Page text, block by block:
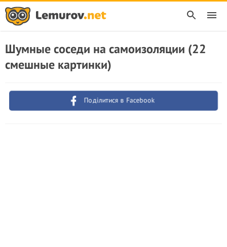
Шумные соседи на самоизоляции (22
смешные картинки)
Поділитися в Facebook